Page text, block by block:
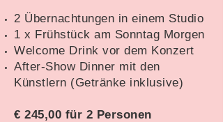
2 Übernachtungen in einem Studio
1 x Frühstück am Sonntag Morgen
Welcome Drink vor dem Konzert
After-Show Dinner mit den
Künstlern (Getränke inklusive)
€ 245,00 für 2 Personen